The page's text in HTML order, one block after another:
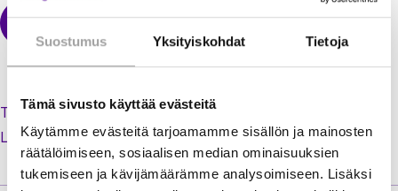
Suostumus Yksityiskohdat Tietoja
Tämä sivusto käyttää evästeitä
Käytämme evästeitä tarjoamamme sisällön ja mainosten
räätälöimiseen, sosiaalisen median ominaisuuksien
tukemiseen ja kävijämäärämme analysoimiseen. Lisäksi
Tilaa uusi salasana unohtuneen tilalle
Luo käyttäjätili jäsenextraan